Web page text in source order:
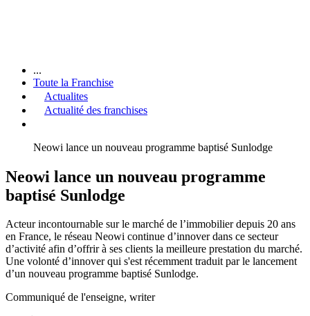
...
Toute la Franchise
Actualites
Actualité des franchises
Neowi lance un nouveau programme baptisé Sunlodge
Neowi lance un nouveau programme
baptisé Sunlodge
Acteur incontournable sur le marché de l’immobilier depuis 20 ans
en France, le réseau Neowi continue d’innover dans ce secteur
d’activité afin d’offrir à ses clients la meilleure prestation du marché.
Une volonté d’innover qui s'est récemment traduit par le lancement
d’un nouveau programme baptisé Sunlodge.
Communiqué de l'enseigne, writer